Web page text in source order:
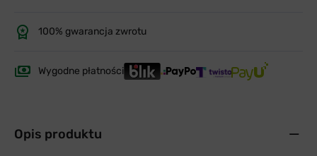
100% gwarancja zwrotu
Wygodne płatności
Opis produktu